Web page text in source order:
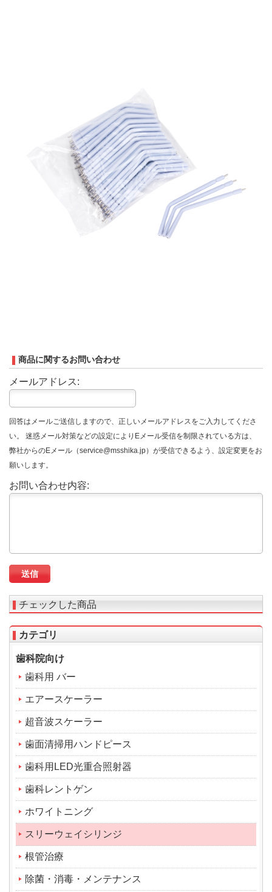
商品に関するお問い合わせ
メールアドレス:
回答はメールご送信しますので、正しいメールアドレスをご入力してくださ
い。 迷惑メール対策などの設定によりEメール受信を制限されている方は、
弊社からのEメール（service@msshika.jp）が受信できるよう、設定変更をお
願いします。
お問い合わせ内容:
チェックした商品
カテゴリ
歯科院向け
歯科用 バー
エアースケーラー
超音波スケーラー
歯面清掃用ハンドピース
歯科用LED光重合照射器
歯科レントゲン
ホワイトニング
スリーウェイシリンジ
根管治療
除菌・消毒・メンテナンス